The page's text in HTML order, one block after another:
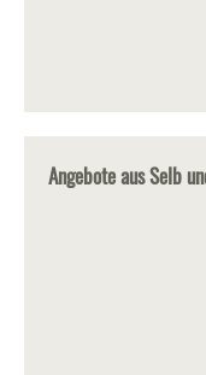
Angebote aus Selb